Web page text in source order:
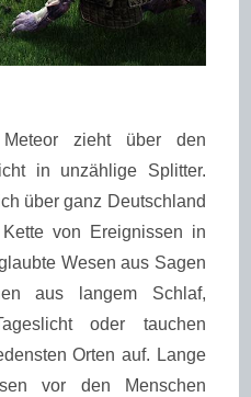
zieht über den
in unzählige Splitter.
über ganz Deutschland
von Ereignissen in
Wesen aus Sagen
aus langem Schlaf,
oder tauchen
Orten auf. Lange
vor den Menschen